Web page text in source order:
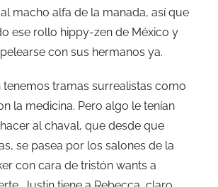
macho alfa de la manada, así que
ese rollo hippy-zen de México y
con sus hermanos ya.
tenemos tramas surrealistas como
la medicina. Pero algo le tenían
al chaval, que desde que
se pasea por los salones de la
con cara de tristón wants a